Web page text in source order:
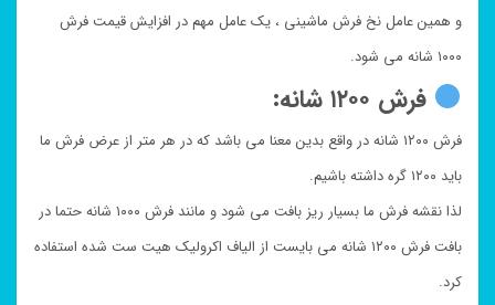
و همین عامل نخ فرش ماشینی ، یک عامل مهم در افزایش قیمت فرش
۱۰۰۰ شانه می شود.
فرش ۱۲۰۰ شانه:
فرش ۱۲۰۰ شانه در واقع بدین معنا می باشد که در هر متر از عرض فرش ما
باید ۱۲۰۰ گره داشته باشیم.
لذا نقشه فرش ما بسیار ریز بافت می شود و مانند فرش ۱۰۰۰ شانه حتما در
بافت فرش ۱۲۰۰ شانه می بایست از الیاف اکرولیک هیت ست شده استفاده
کرد.